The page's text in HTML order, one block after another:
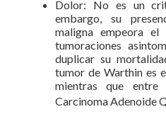
Dolor: No es un
embargo, su
maligna empeora
tumoraciones
duplicar su
tumor de Warthin es
mientras que
Carcinoma Adenoide